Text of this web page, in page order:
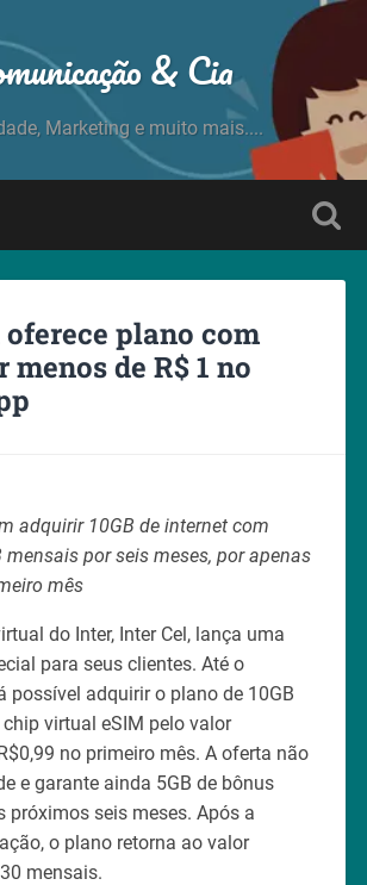
& Cia
Marketing e muito mais....
plano com
menos de R$ 1 no
adquirir 10GB de internet com
mensais por seis meses, por apenas
mês
do Inter, Inter Cel, lança uma
para seus clientes. Até o
possível adquirir o plano de 10GB
virtual eSIM pelo valor
no primeiro mês. A oferta não
e garante ainda 5GB de bônus
próximos seis meses. Após a
o plano retorna ao valor
mensais.